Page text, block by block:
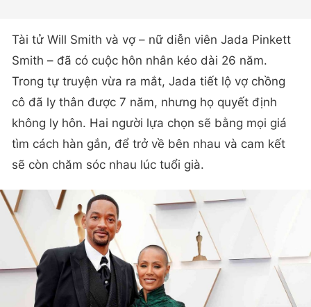
Tài tử Will Smith và vợ – nữ diễn viên Jada Pinkett
Smith – đã có cuộc hôn nhân kéo dài 26 năm.
Trong tự truyện vừa ra mắt, Jada tiết lộ vợ chồng
cô đã ly thân được 7 năm, nhưng họ quyết định
không ly hôn. Hai người lựa chọn sẽ bằng mọi giá
tìm cách hàn gắn, để trở về bên nhau và cam kết
sẽ còn chăm sóc nhau lúc tuổi già.